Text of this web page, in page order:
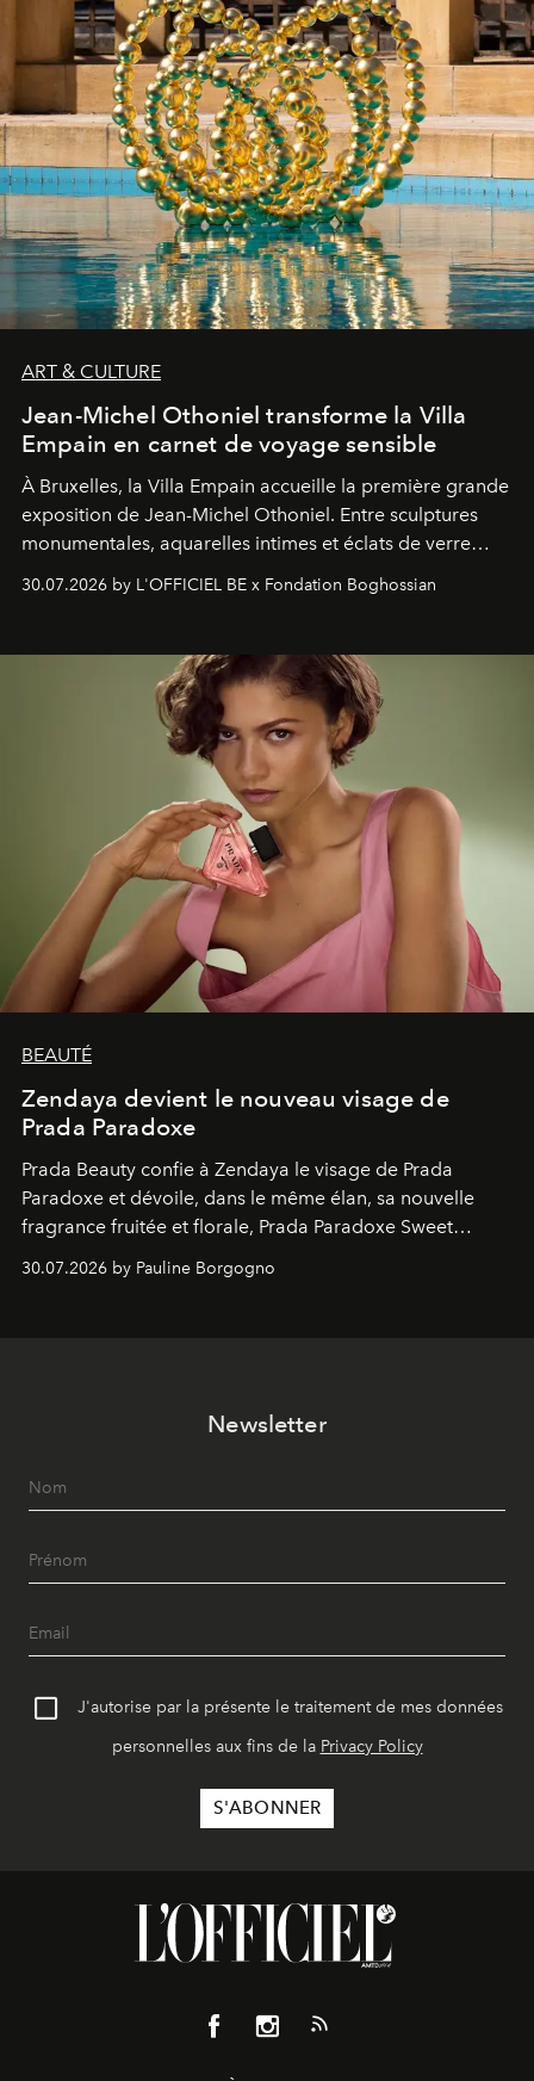
ART & CULTURE
Jean-Michel Othoniel transforme la Villa
Empain en carnet de voyage sensible
À Bruxelles, la Villa Empain accueille la première grande
exposition de Jean-Michel Othoniel. Entre sculptures
monumentales, aquarelles intimes et éclats de verre
émotionnel où chaque œuvre devient le souvenir
émerveillement.
30.07.2026 by L'OFFICIEL BE x Fondation Boghossian
BEAUTÉ
Zendaya devient le nouveau visage de
Prada Paradoxe
Prada Beauty confie à Zendaya le visage de Prada
Paradoxe et dévoile, dans le même élan, sa nouvelle
fragrance fruitée et florale, Prada Paradoxe Sweet
30.07.2026 by Pauline Borgogno
Newsletter
J'autorise par la présente le traitement de mes données
personnelles aux fins de la Privacy Policy